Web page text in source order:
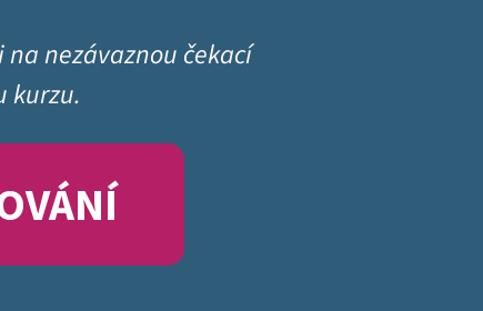
na nezávaznou čekací
kurzu.